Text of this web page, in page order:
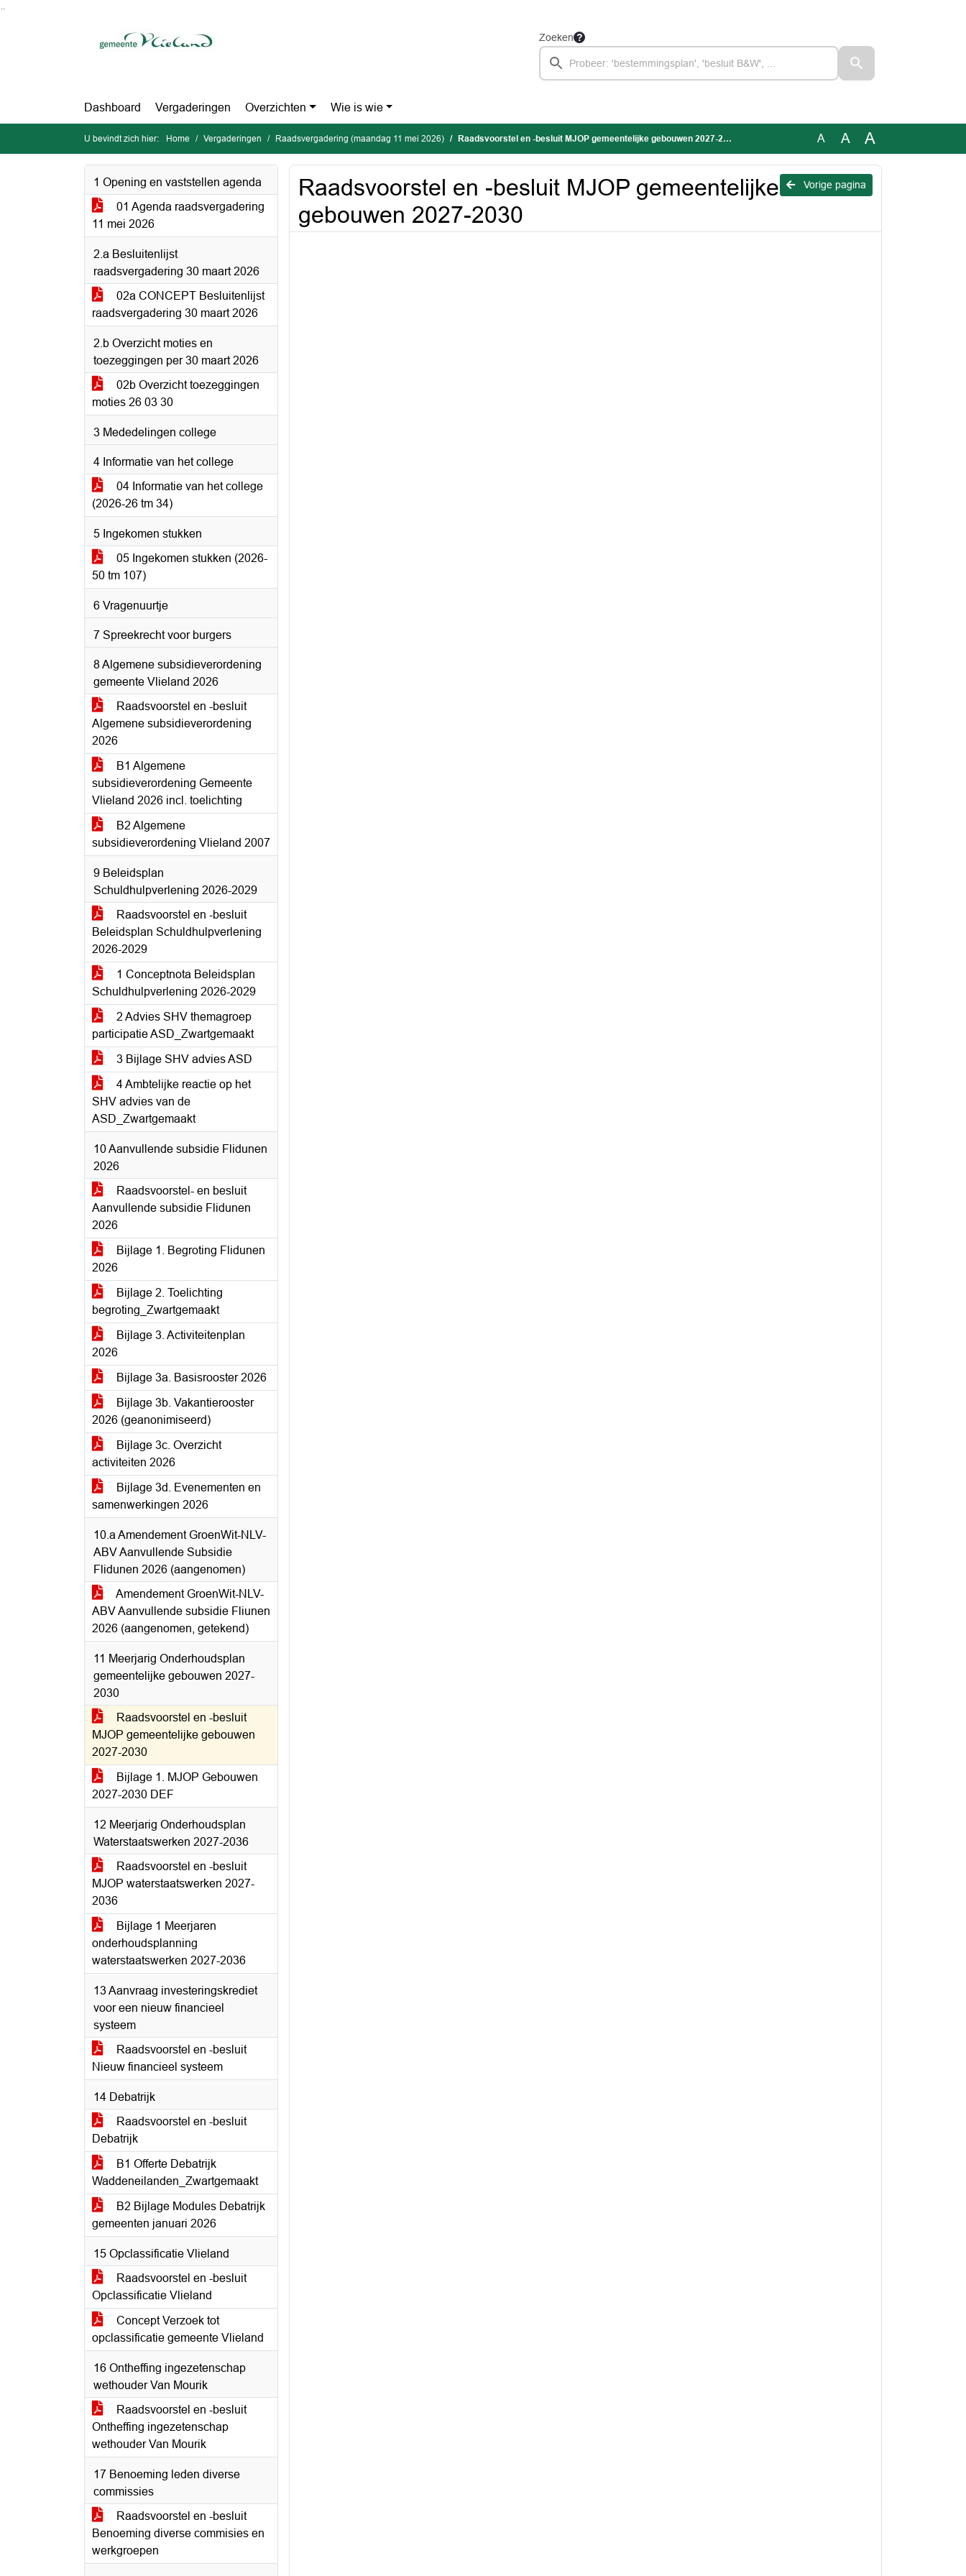
Zoeken
Dashboard Vergaderingen Overzichten Wie is wie
U bevindt zich hier: Home Vergaderingen Raadsvergadering (maandag 11 mei 2026) Raadsvoorstel en -besluit MJOP gemeentelijke gebouwen 2027-2030 A A A
1 Opening en vaststellen agenda
01 Agenda raadsvergadering
11 mei 2026
2.a Besluitenlijst
raadsvergadering 30 maart 2026
02a CONCEPT Besluitenlijst
raadsvergadering 30 maart 2026
2.b Overzicht moties en
toezeggingen per 30 maart 2026
02b Overzicht toezeggingen
moties 26 03 30
3 Mededelingen college
4 Informatie van het college
04 Informatie van het college
(2026-26 tm 34)
5 Ingekomen stukken
05 Ingekomen stukken (2026-
50 tm 107)
6 Vragenuurtje
7 Spreekrecht voor burgers
8 Algemene subsidieverordening
gemeente Vlieland 2026
Raadsvoorstel en -besluit
Algemene subsidieverordening
2026
B1 Algemene
subsidieverordening Gemeente
Vlieland 2026 incl. toelichting
B2 Algemene
subsidieverordening Vlieland 2007
9 Beleidsplan
Schuldhulpverlening 2026-2029
Raadsvoorstel en -besluit
Beleidsplan Schuldhulpverlening
2026-2029
1 Conceptnota Beleidsplan
Schuldhulpverlening 2026-2029
2 Advies SHV themagroep
participatie ASD_Zwartgemaakt
3 Bijlage SHV advies ASD
4 Ambtelijke reactie op het
SHV advies van de
ASD_Zwartgemaakt
10 Aanvullende subsidie Flidunen
2026
Raadsvoorstel- en besluit
Aanvullende subsidie Flidunen
2026
Bijlage 1. Begroting Flidunen
2026
Bijlage 2. Toelichting
begroting_Zwartgemaakt
Bijlage 3. Activiteitenplan
2026
Bijlage 3a. Basisrooster 2026
Bijlage 3b. Vakantierooster
2026 (geanonimiseerd)
Bijlage 3c. Overzicht
activiteiten 2026
Bijlage 3d. Evenementen en
samenwerkingen 2026
10.a Amendement GroenWit-NLV-
ABV Aanvullende Subsidie
Flidunen 2026 (aangenomen)
Amendement GroenWit-NLV-
ABV Aanvullende subsidie Fliunen
2026 (aangenomen, getekend)
11 Meerjarig Onderhoudsplan
gemeentelijke gebouwen 2027-
2030
Raadsvoorstel en -besluit
MJOP gemeentelijke gebouwen
2027-2030
Bijlage 1. MJOP Gebouwen
2027-2030 DEF
12 Meerjarig Onderhoudsplan
Waterstaatswerken 2027-2036
Raadsvoorstel en -besluit
MJOP waterstaatswerken 2027-
2036
Bijlage 1 Meerjaren
onderhoudsplanning
waterstaatswerken 2027-2036
13 Aanvraag investeringskrediet
voor een nieuw financieel
systeem
Raadsvoorstel en -besluit
Nieuw financieel systeem
14 Debatrijk
Raadsvoorstel en -besluit
Debatrijk
B1 Offerte Debatrijk
Waddeneilanden_Zwartgemaakt
B2 Bijlage Modules Debatrijk
gemeenten januari 2026
15 Opclassificatie Vlieland
Raadsvoorstel en -besluit
Opclassificatie Vlieland
Concept Verzoek tot
opclassificatie gemeente Vlieland
16 Ontheffing ingezetenschap
wethouder Van Mourik
Raadsvoorstel en -besluit
Ontheffing ingezetenschap
wethouder Van Mourik
17 Benoeming leden diverse
commissies
Raadsvoorstel en -besluit
Benoeming diverse commisies en
werkgroepen
Vorige pagina
Raadsvoorstel en -besluit MJOP gemeentelijke
gebouwen 2027-2030